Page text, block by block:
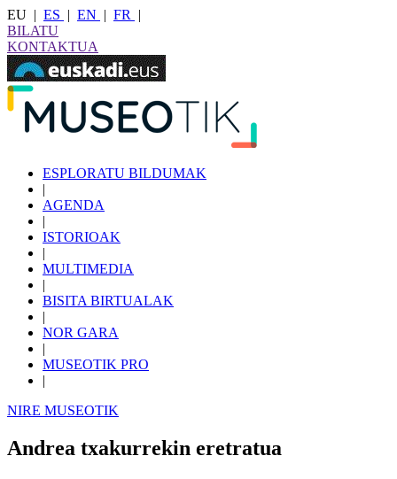
EU | ES | EN | FR
|
BILATU
KONTAKTUA
ESPLORATU BILDUMAK
|
AGENDA
|
ISTORIOAK
|
MULTIMEDIA
|
BISITA BIRTUALAK
|
NOR GARA
|
MUSEOTIK PRO
|
NIRE MUSEOTIK
Andrea txakurrekin eretratua